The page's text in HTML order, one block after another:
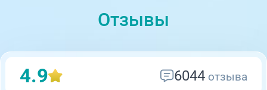
Отзывы
4.9 6044отзыва